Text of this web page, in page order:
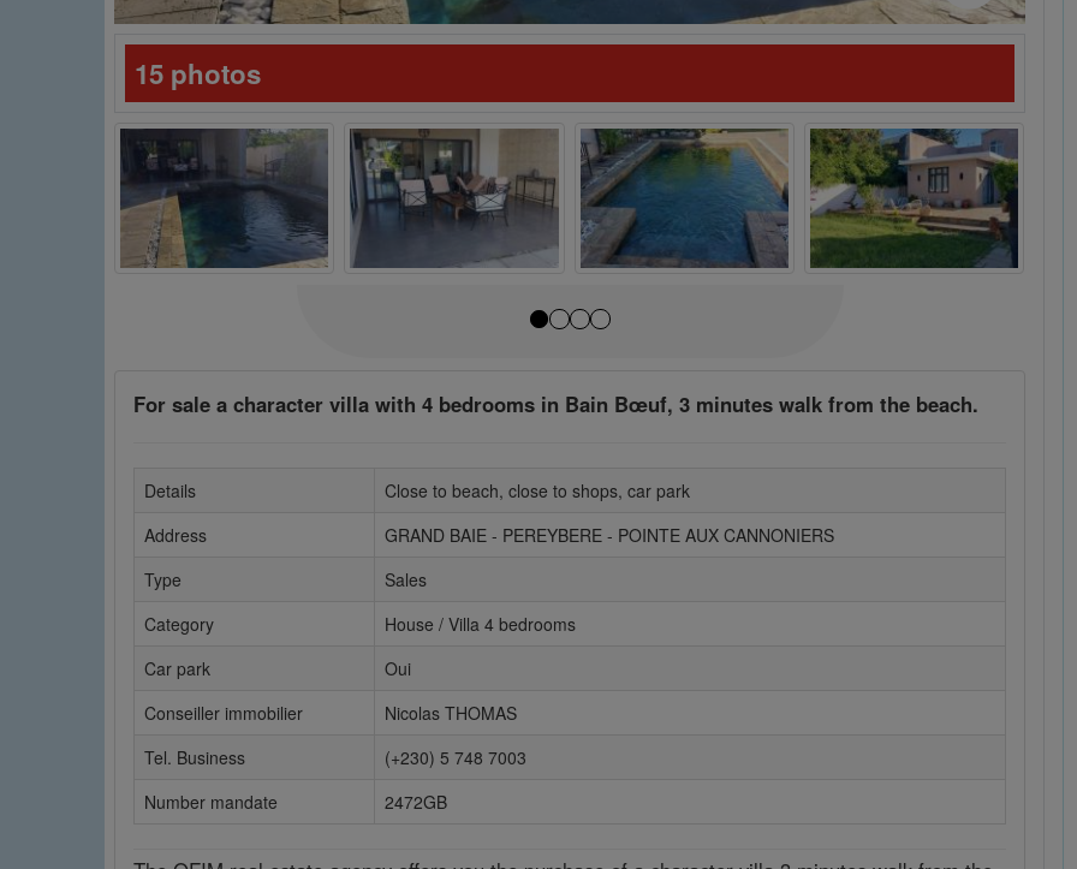
15 photos
For sale a character villa with 4 bedrooms in Bain Bœuf, 3 minutes walk from the beach.
Details
Close to beach, close to shops, car park
Address
GRAND BAIE - PEREYBERE - POINTE AUX CANNONIERS
Type
Sales
Category
House / Villa 4 bedrooms
Car park
Oui
Conseiller immobilier
Nicolas THOMAS
Tel. Business
(+230) 5 748 7003
Number mandate
2472GB